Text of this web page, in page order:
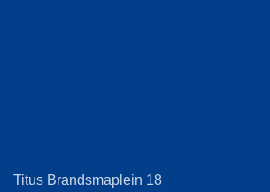
Titus Brandsmaplein 18